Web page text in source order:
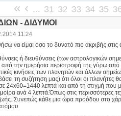
« ‹ ... 31 32 33 34 35
- ΔΙΔΥΜΟΙ
11:24
να είμαι όσο το δυνατό πιο ακριβής στις
ή διευθύνσεις (των αστρολογικών
από την ημερήσια περιστροφή της γύρω
κινήσεις των πλανητών και άλλων
τη συζήτηση μας) ότι όλοι οι
24x60=1440 λεπτά και από τη στιγμή που
ανά 4 λεπτά.Όπως στις περισσότερες
Συνεπώς κάθε μια ώρα προόδου στο